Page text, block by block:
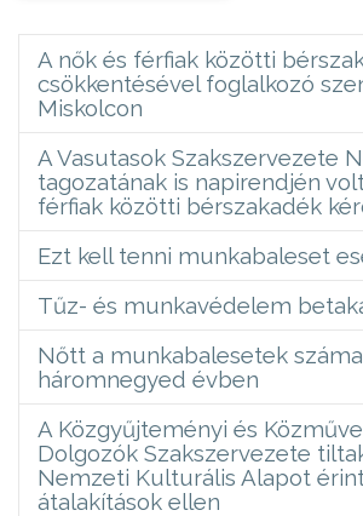
A nők és férfiak közötti
csökkentésével foglalkozó
Miskolcon
A Vasutasok Szakszervezete
tagozatának is napirendjén
férfiak közötti bérszakadék
Ezt kell tenni munkabaleset
Tűz- és munkavédelem
Nőtt a munkabalesetek
háromnegyed évben
A Közgyűjteményi és
Dolgozók Szakszervezete
Nemzeti Kulturális Alapot
átalakítások ellen